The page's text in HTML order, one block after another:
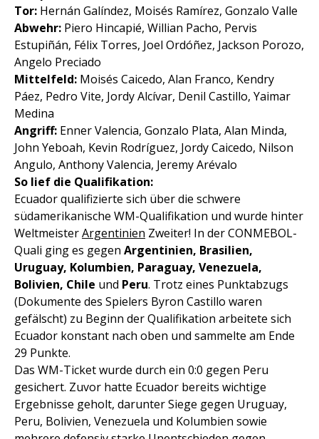
Tor: Hernán Galíndez, Moisés Ramírez, Gonzalo Valle
Abwehr: Piero Hincapié, Willian Pacho, Pervis
Estupiñán, Félix Torres, Joel Ordóñez, Jackson Porozo,
Angelo Preciado
Mittelfeld: Moisés Caicedo, Alan Franco, Kendry
Páez, Pedro Vite, Jordy Alcívar, Denil Castillo, Yaimar
Medina
Angriff: Enner Valencia, Gonzalo Plata, Alan Minda,
John Yeboah, Kevin Rodríguez, Jordy Caicedo, Nilson
Angulo, Anthony Valencia, Jeremy Arévalo
So lief die Qualifikation:
Ecuador qualifizierte sich über die schwere
südamerikanische WM-Qualifikation und wurde hinter
WeltmeisterArgentinien Zweiter! In der CONMEBOL-
Quali ging es gegen Argentinien, Brasilien,
Uruguay, Kolumbien, Paraguay, Venezuela,
Bolivien, Chile und Peru. Trotz eines Punktabzugs
(Dokumente des Spielers Byron Castillo waren
gefälscht) zu Beginn der Qualifikation arbeitete sich
Ecuador konstant nach oben und sammelte am Ende
29 Punkte.
Das WM-Ticket wurde durch ein 0:0 gegen Peru
gesichert. Zuvor hatte Ecuador bereits wichtige
Ergebnisse geholt, darunter Siege gegen Uruguay,
Peru, Bolivien, Venezuela und Kolumbien sowie